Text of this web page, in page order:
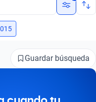
Guardar búsqueda